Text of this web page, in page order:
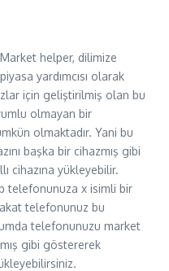
Market helper, dilimize
piyasa yardımcısı olarak
için geliştirilmiş olan bu
olmayan bir
olmaktadır. Yani bu
başka bir cihazmış gibi
cihazına yükleyebilir.
telefonunuza x isimli bir
telefonunuz bu
telefonunuzu market
gibi göstererek